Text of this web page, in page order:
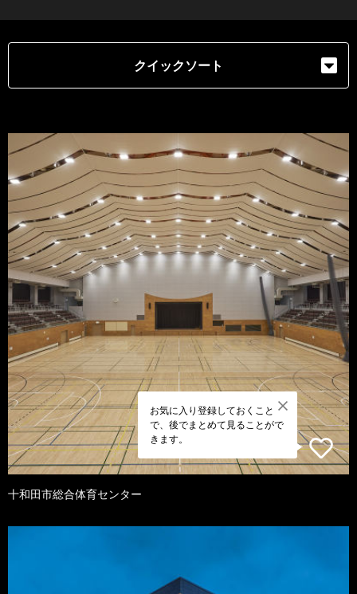
クイックソート
お気に入り登録しておくこと
で、後でまとめて見ることがで
きます。
十和田市総合体育センター